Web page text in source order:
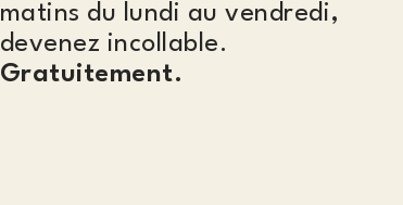
matins du lundi au vendredi,
devenez incollable.
Gratuitement.